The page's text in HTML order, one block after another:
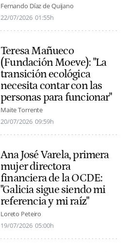
Fernando Díaz de Quijano
22/07/2026 01:55h
Teresa Mañueco
(Fundación Moeve): "La
transición ecológica
necesita contar con las
personas para funcionar"
Maite Torrente
20/07/2026 09:59h
Ana José Varela, primera
mujer directora
financiera de la OCDE:
"Galicia sigue siendo mi
referencia y mi raíz"
Loreto Peteiro
19/07/2026 05:00h